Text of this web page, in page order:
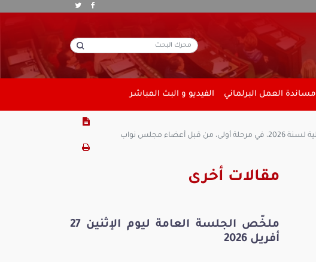
مساندة العمل البرلماني الفيديو و البث المباشر
ملخّص فعاليّات الجلسة العامة المشتركة ليوم الاربعاء 03 ديسمبر 2025 - مواصلة التصويت على أحكام مشروع قانون المالية لسنة 2026، في مرحلة أولى، من قبل أعضاء مجلس نواب
مقالات أخرى
ملخّص الجلسة العامة ليوم الإثنين 27
أفريل 2026